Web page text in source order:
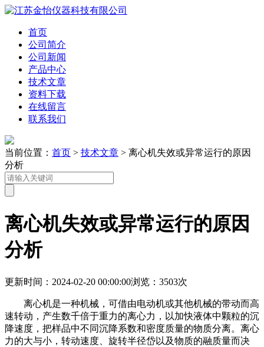
首页
公司简介
公司新闻
产品中心
技术文章
资料下载
在线留言
联系我们
当前位置： 首页 > 技术文章 > 离心机失效或异常运行的原因
分析
离心机失效或异常运行的原因
分析
更新时间：2024-02-20 00:00:00浏览：3503次
离心机是一种机械，可借由电动机或其他机械的带动而高
速转动，产生数千倍于重力的离心力，以加快液体中颗粒的沉
降速度，把样品中不同沉降系数和密度质量的物质分离。离心
力的大与小，转动速度、旋转半径岱以及物质的融质量而决